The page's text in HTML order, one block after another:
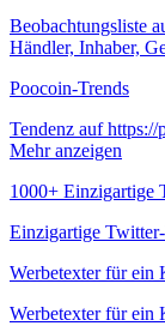
Beobachtungsliste
Händler, Inhaber,
Poocoin-Trends
Tendenz auf https://
Mehr anzeigen
1000+ Einzigartige
Einzigartige
Werbetexter für ein
Werbetexter für ein